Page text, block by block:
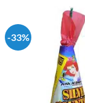
-33%